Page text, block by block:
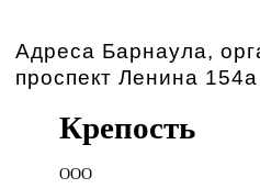
Адреса Барнаула,
проспект Ленина 154а
Крепость
ООО